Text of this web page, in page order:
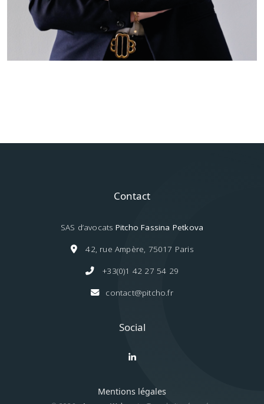
Contact
SAS d’avocats Pitcho Fassina Petkova
42, rue Ampère, 75017 Paris
+33(0)1 42 27 54 29
contact@pitcho.fr
Social
Mentions légales